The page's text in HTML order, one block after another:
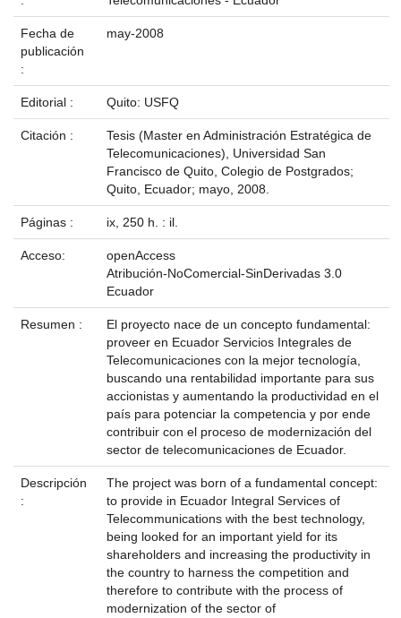
Fecha de
publicación
:
may-2008
Editorial : Quito: USFQ
Citación :
Tesis (Master en Administración Estratégica de
Telecomunicaciones), Universidad San
Francisco de Quito, Colegio de Postgrados;
Quito, Ecuador; mayo, 2008.
Páginas : ix, 250 h. : il.
Acceso:
openAccess
Atribución-NoComercial-SinDerivadas 3.0
Ecuador
Resumen :
El proyecto nace de un concepto fundamental:
proveer en Ecuador Servicios Integrales de
Telecomunicaciones con la mejor tecnología,
buscando una rentabilidad importante para sus
accionistas y aumentando la productividad en el
país para potenciar la competencia y por ende
contribuir con el proceso de modernización del
sector de telecomunicaciones de Ecuador.
Descripción
:
The project was born of a fundamental concept:
to provide in Ecuador Integral Services of
Telecommunications with the best technology,
being looked for an important yield for its
shareholders and increasing the productivity in
the country to harness the competition and
therefore to contribute with the process of
modernization of the sector of